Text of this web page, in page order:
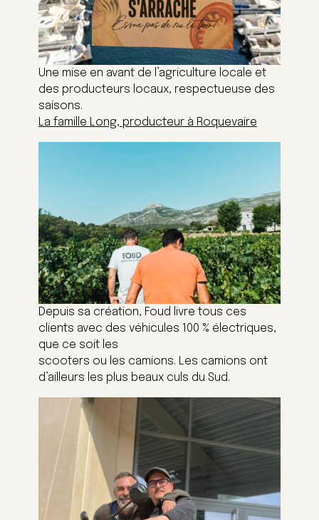
Une mise en avant de l’agriculture locale et
des producteurs locaux, respectueuse des
saisons.
La famille Long, producteur à Roquevaire
Depuis sa création, Foud livre tous ces
clients avec des véhicules 100 % électriques,
que ce soit les
scooters ou les camions. Les camions ont
d’ailleurs les plus beaux culs du Sud.